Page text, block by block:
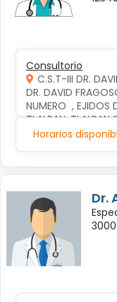
Consultorio
C.S.T-III DR.
DR. DAVID
NUMERO  , EJIDOS
TLALPAN,
Horarios
Dr.